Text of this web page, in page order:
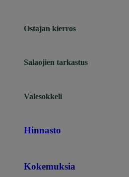
Ostajan kierros
Salaojien tarkastus
Valesokkeli
Hinnasto
Kokemuksia